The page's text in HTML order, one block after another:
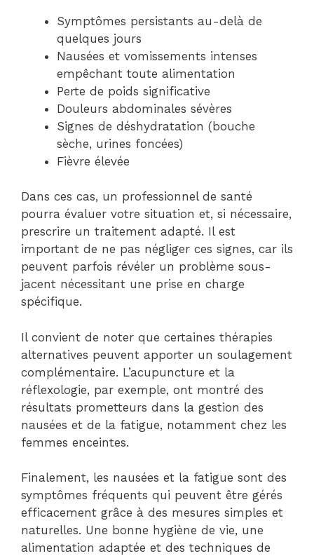
Symptômes persistants au-delà de
quelques jours
Nausées et vomissements intenses
empêchant toute alimentation
Perte de poids significative
Douleurs abdominales sévères
Signes de déshydratation (bouche
sèche, urines foncées)
Fièvre élevée
Dans ces cas, un professionnel de santé
pourra évaluer votre situation et, si nécessaire,
prescrire un traitement adapté. Il est
important de ne pas négliger ces signes, car ils
peuvent parfois révéler un problème sous-
jacent nécessitant une prise en charge
spécifique.
Il convient de noter que certaines thérapies
alternatives peuvent apporter un soulagement
complémentaire. L’acupuncture et la
réflexologie, par exemple, ont montré des
résultats prometteurs dans la gestion des
nausées et de la fatigue, notamment chez les
femmes enceintes.
Finalement, les nausées et la fatigue sont des
symptômes fréquents qui peuvent être gérés
efficacement grâce à des mesures simples et
naturelles. Une bonne hygiène de vie, une
alimentation adaptée et des techniques de